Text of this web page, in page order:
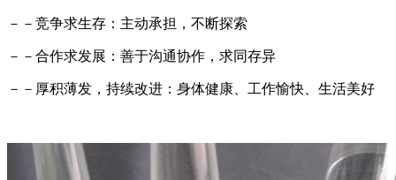
－－竞争求生存：主动承担，不断探索
－－合作求发展：善于沟通协作，求同存异
－－厚积薄发，持续改进：身体健康、工作愉快、生活美好